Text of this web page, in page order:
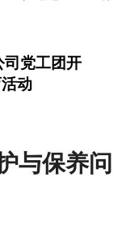
司党工团开
动
与保养问